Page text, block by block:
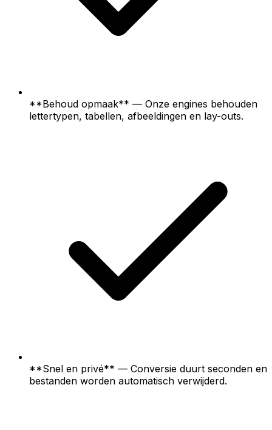
**Behoud opmaak** — Onze engines behouden
lettertypen, tabellen, afbeeldingen en lay-outs.
**Snel en privé** — Conversie duurt seconden en
bestanden worden automatisch verwijderd.